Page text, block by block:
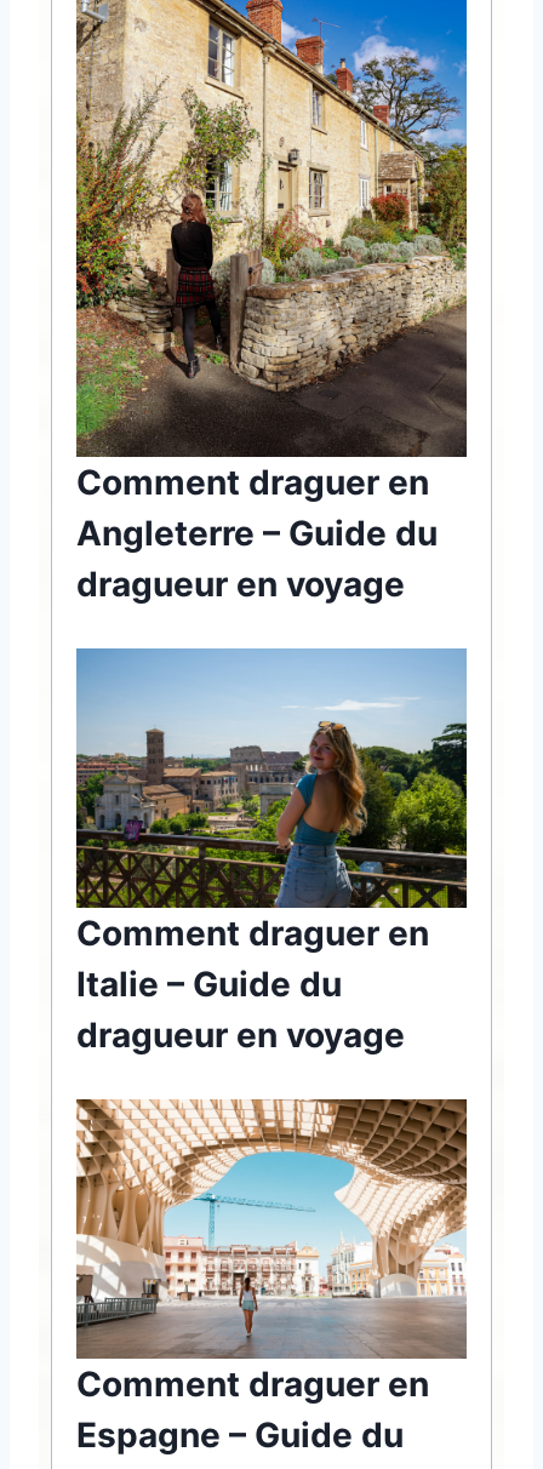
Comment draguer en
Angleterre – Guide du
dragueur en voyage
Comment draguer en
Italie – Guide du
dragueur en voyage
Comment draguer en
Espagne – Guide du